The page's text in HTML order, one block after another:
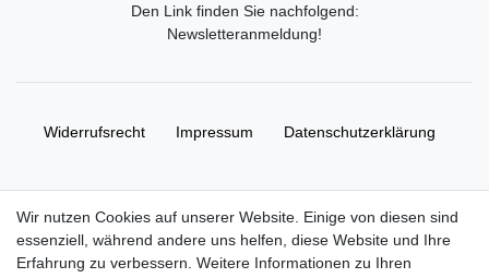
Den Link finden Sie nachfolgend:
Newsletteranmeldung!
Widerrufs­recht Impressum Daten­schutz­erklärung
© Copyright 2026 | Alle Rechte vorbehalten. HL-
Wir nutzen Cookies auf unserer Website. Einige von diesen sind
essenziell, während andere uns helfen, diese Website und Ihre
Erfahrung zu verbessern. Weitere Informationen zu Ihren